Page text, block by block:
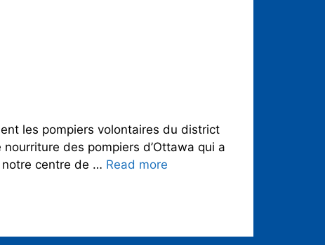
les pompiers volontaires du district
des pompiers d’Ottawa qui a
notre centre de … Read more